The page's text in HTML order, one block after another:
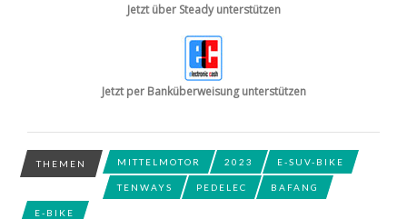
Jetzt über Steady unterstützen
Jetzt per Banküberweisung unterstützen
THEMEN MITTELMOTOR 2023 E-SUV-BIKE
TENWAYS PEDELEC BAFANG
E-BIKE